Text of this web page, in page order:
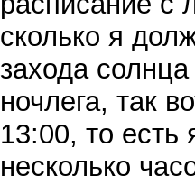
сколько я
захода
ночлега, так
13:00, то
несколько